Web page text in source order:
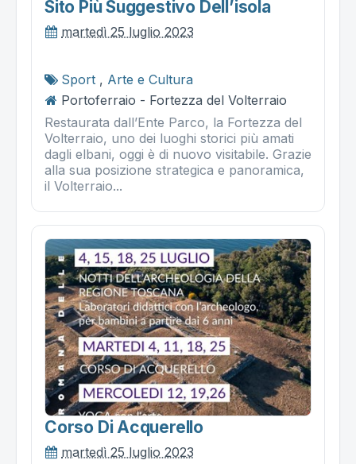
Sito Più Suggestivo Dell’isola
martedì 25 luglio 2023
Sport , Arte e Cultura
Portoferraio - Fortezza del Volterraio
Restaurata dall’Ente Parco, la Fortezza del
Volterraio, uno dei luoghi storici più amati
dagli elbani, oggi è di nuovo visitabile. Grazie
alla sua posizione strategica e panoramica,
il Volterraio...
Corso Di Acquerello
martedì 25 luglio 2023